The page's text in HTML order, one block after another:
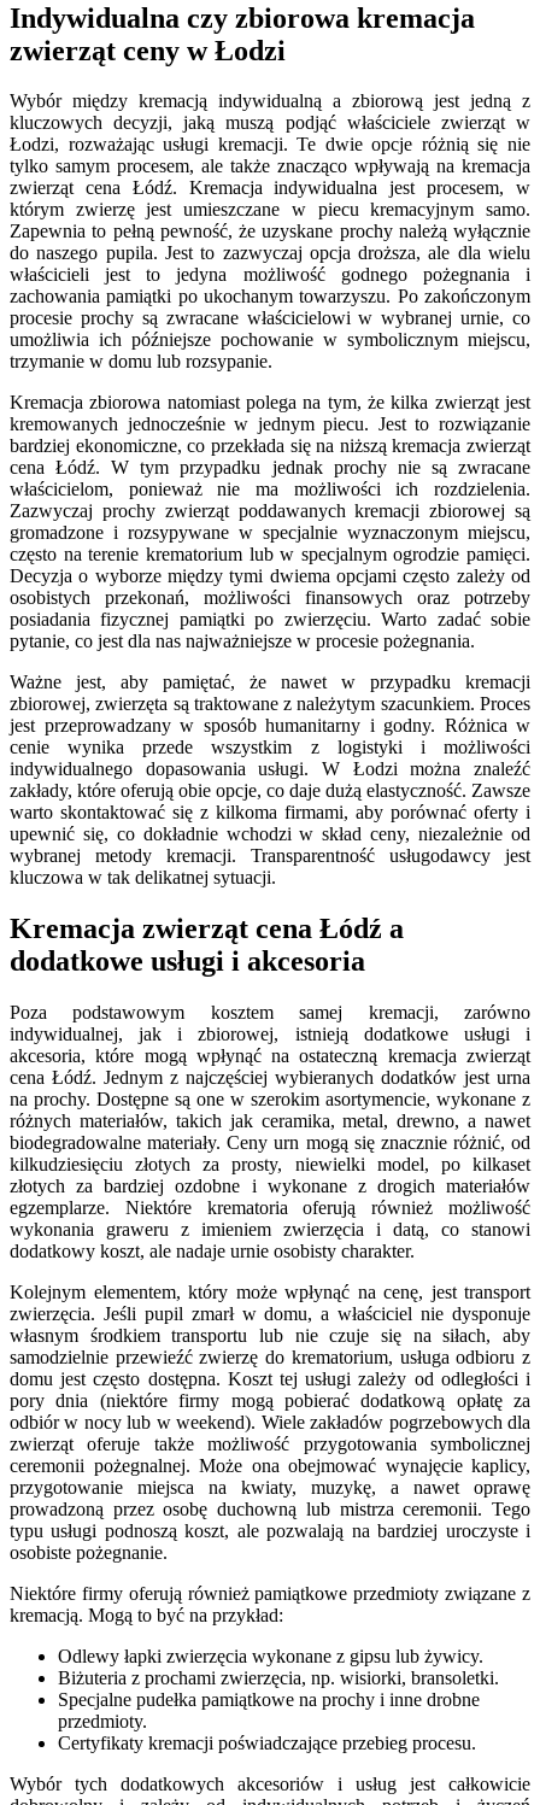
Indywidualna czy zbiorowa kremacja
zwierząt ceny w Łodzi
Wybór między kremacją indywidualną a zbiorową jest jedną z
kluczowych decyzji, jaką muszą podjąć właściciele zwierząt w
Łodzi, rozważając usługi kremacji. Te dwie opcje różnią się nie
tylko samym procesem, ale także znacząco wpływają na kremacja
zwierząt cena Łódź. Kremacja indywidualna jest procesem, w
którym zwierzę jest umieszczane w piecu kremacyjnym samo.
Zapewnia to pełną pewność, że uzyskane prochy należą wyłącznie
do naszego pupila. Jest to zazwyczaj opcja droższa, ale dla wielu
właścicieli jest to jedyna możliwość godnego pożegnania i
zachowania pamiątki po ukochanym towarzyszu. Po zakończonym
procesie prochy są zwracane właścicielowi w wybranej urnie, co
umożliwia ich późniejsze pochowanie w symbolicznym miejscu,
trzymanie w domu lub rozsypanie.
Kremacja zbiorowa natomiast polega na tym, że kilka zwierząt jest
kremowanych jednocześnie w jednym piecu. Jest to rozwiązanie
bardziej ekonomiczne, co przekłada się na niższą kremacja zwierząt
cena Łódź. W tym przypadku jednak prochy nie są zwracane
właścicielom, ponieważ nie ma możliwości ich rozdzielenia.
Zazwyczaj prochy zwierząt poddawanych kremacji zbiorowej są
gromadzone i rozsypywane w specjalnie wyznaczonym miejscu,
często na terenie krematorium lub w specjalnym ogrodzie pamięci.
Decyzja o wyborze między tymi dwiema opcjami często zależy od
osobistych przekonań, możliwości finansowych oraz potrzeby
posiadania fizycznej pamiątki po zwierzęciu. Warto zadać sobie
pytanie, co jest dla nas najważniejsze w procesie pożegnania.
Ważne jest, aby pamiętać, że nawet w przypadku kremacji
zbiorowej, zwierzęta są traktowane z należytym szacunkiem. Proces
jest przeprowadzany w sposób humanitarny i godny. Różnica w
cenie wynika przede wszystkim z logistyki i możliwości
indywidualnego dopasowania usługi. W Łodzi można znaleźć
zakłady, które oferują obie opcje, co daje dużą elastyczność. Zawsze
warto skontaktować się z kilkoma firmami, aby porównać oferty i
upewnić się, co dokładnie wchodzi w skład ceny, niezależnie od
wybranej metody kremacji. Transparentność usługodawcy jest
kluczowa w tak delikatnej sytuacji.
Kremacja zwierząt cena Łódź a
dodatkowe usługi i akcesoria
Poza podstawowym kosztem samej kremacji, zarówno
indywidualnej, jak i zbiorowej, istnieją dodatkowe usługi i
akcesoria, które mogą wpłynąć na ostateczną kremacja zwierząt
cena Łódź. Jednym z najczęściej wybieranych dodatków jest urna
na prochy. Dostępne są one w szerokim asortymencie, wykonane z
różnych materiałów, takich jak ceramika, metal, drewno, a nawet
biodegradowalne materiały. Ceny urn mogą się znacznie różnić, od
kilkudziesięciu złotych za prosty, niewielki model, po kilkaset
złotych za bardziej ozdobne i wykonane z drogich materiałów
egzemplarze. Niektóre krematoria oferują również możliwość
wykonania graweru z imieniem zwierzęcia i datą, co stanowi
dodatkowy koszt, ale nadaje urnie osobisty charakter.
Kolejnym elementem, który może wpłynąć na cenę, jest transport
zwierzęcia. Jeśli pupil zmarł w domu, a właściciel nie dysponuje
własnym środkiem transportu lub nie czuje się na siłach, aby
samodzielnie przewieźć zwierzę do krematorium, usługa odbioru z
domu jest często dostępna. Koszt tej usługi zależy od odległości i
pory dnia (niektóre firmy mogą pobierać dodatkową opłatę za
odbiór w nocy lub w weekend). Wiele zakładów pogrzebowych dla
zwierząt oferuje także możliwość przygotowania symbolicznej
ceremonii pożegnalnej. Może ona obejmować wynajęcie kaplicy,
przygotowanie miejsca na kwiaty, muzykę, a nawet oprawę
prowadzoną przez osobę duchowną lub mistrza ceremonii. Tego
typu usługi podnoszą koszt, ale pozwalają na bardziej uroczyste i
osobiste pożegnanie.
Niektóre firmy oferują również pamiątkowe przedmioty związane z
kremacją. Mogą to być na przykład:
Odlewy łapki zwierzęcia wykonane z gipsu lub żywicy.
Biżuteria z prochami zwierzęcia, np. wisiorki, bransoletki.
Specjalne pudełka pamiątkowe na prochy i inne drobne
przedmioty.
Certyfikaty kremacji poświadczające przebieg procesu.
Wybór tych dodatkowych akcesoriów i usług jest całkowicie